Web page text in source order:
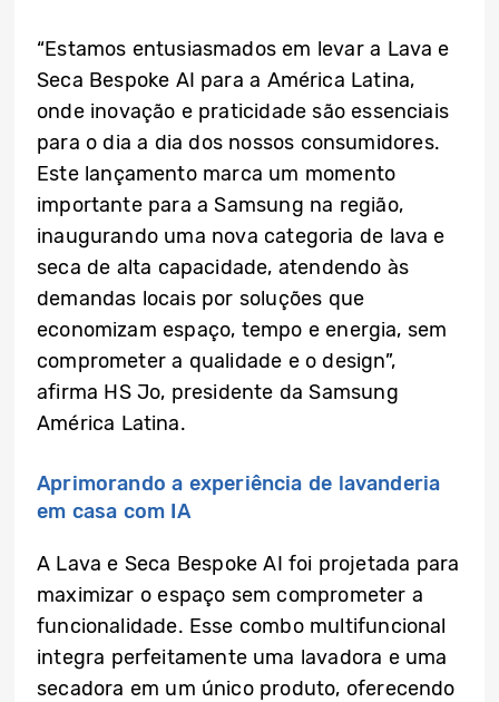
“Estamos entusiasmados em levar a Lava e
Seca Bespoke AI para a América Latina,
onde inovação e praticidade são essenciais
para o dia a dia dos nossos consumidores.
Este lançamento marca um momento
importante para a Samsung na região,
inaugurando uma nova categoria de lava e
seca de alta capacidade, atendendo às
demandas locais por soluções que
economizam espaço, tempo e energia, sem
comprometer a qualidade e o design”,
afirma HS Jo, presidente da Samsung
América Latina.
Aprimorando a experiência de lavanderia
em casa com IA
A Lava e Seca Bespoke AI foi projetada para
maximizar o espaço sem comprometer a
funcionalidade. Esse combo multifuncional
integra perfeitamente uma lavadora e uma
secadora em um único produto, oferecendo